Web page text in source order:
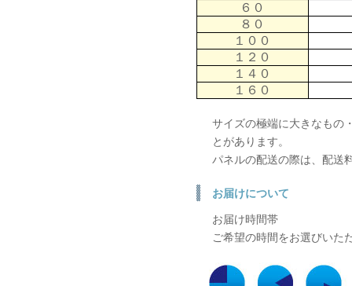
６０
８０
１００
１２０
１４０
１６０
サイズの極端に大きなもの
とがあります。
パネルの配送の際は、配送
お届けについて
お届け時間帯
ご希望の時間をお選びいた